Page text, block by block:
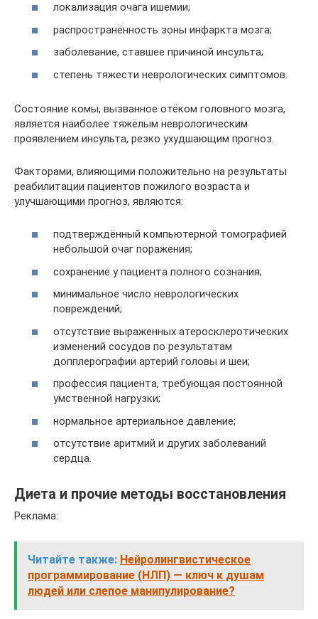
локализация очага ишемии;
распространённость зоны инфаркта мозга;
заболевание, ставшее причиной инсульта;
степень тяжести неврологических симптомов.
Состояние комы, вызванное отёком головного мозга,
является наиболее тяжёлым неврологическим
проявлением инсульта, резко ухудшающим прогноз.
Факторами, влияющими положительно на результаты
реабилитации пациентов пожилого возраста и
улучшающими прогноз, являются:
подтверждённый компьютерной томографией
небольшой очаг поражения;
сохранение у пациента полного сознания;
минимальное число неврологических
повреждений;
отсутствие выраженных атеросклеротических
изменений сосудов по результатам
допплерографии артерий головы и шеи;
профессия пациента, требующая постоянной
умственной нагрузки;
нормальное артериальное давление;
отсутствие аритмий и других заболеваний
сердца.
Диета и прочие методы восстановления
Реклама:
Читайте также: Нейролингвистическое
программирование (НЛП) — ключ к душам
людей или слепое манипулирование?